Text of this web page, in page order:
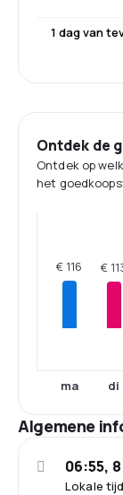
1 dag van
Ontdek de
Ontdek op
het
€ 116
ma
€
di
Algemene
Lokale
06:55,